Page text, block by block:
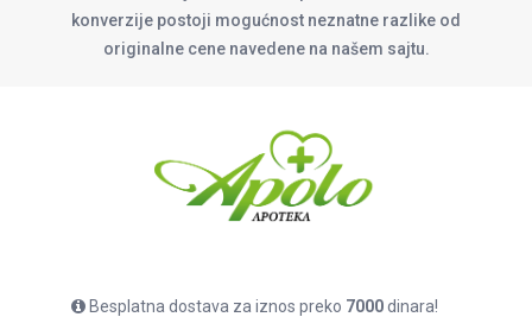
konverzije postoji mogućnost neznatne razlike od
originalne cene navedene na našem sajtu.
Besplatna dostava za iznos preko 7000dinara!